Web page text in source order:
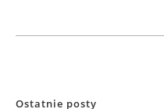
Ostatnie posty